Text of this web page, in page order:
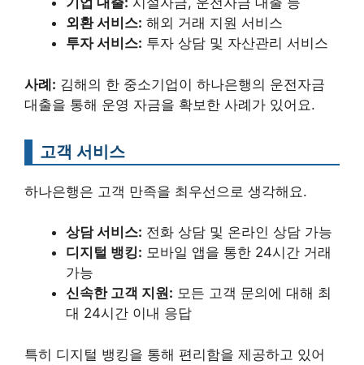
외환 서비스: 해외 거래 지원 서비스
투자 서비스: 투자 상담 및 자산관리 서비스
사례: 김해의 한 중소기업이 하나은행의 운전자금
대출을 통해 운영 자금을 확보한 사례가 있어요.
고객 서비스
하나은행은 고객 만족을 최우선으로 생각해요.
상담 서비스: 전화 상담 및 온라인 상담 가능
디지털 뱅킹: 모바일 앱을 통한 24시간 거래
가능
신속한 고객 지원: 모든 고객 문의에 대해 최
대 24시간 이내 응답
특히 디지털 뱅킹을 통해 편리함을 제공하고 있어